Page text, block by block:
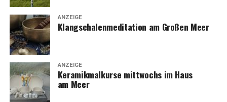
ANZEIGE
Klang­scha­len­me­di­ta­ti­on am Gro­ßen Meer
ANZEIGE
Kera­mik­mal­kur­se mitt­wochs im Haus
am Meer